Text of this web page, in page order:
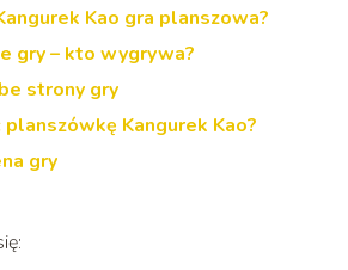
Kao gra planszowa?
gry – kto wygrywa?
strony gry
planszówkę Kangurek Kao?
gry